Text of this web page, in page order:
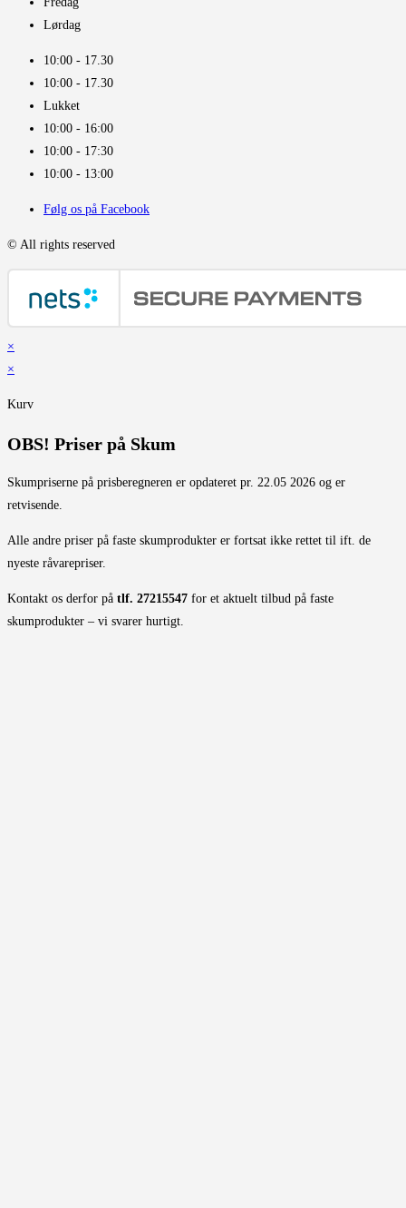
Lørdag
10:00 - 17.30​
10:00 - 17.30​
Lukket
10:00 - 16:00​
10:00 - 17:30
10:00 - 13:00
Følg os på Facebook
© All rights reserved
×
×
Kurv
OBS! Priser på Skum
Skumpriserne på prisberegneren er opdateret pr. 22.05 2026 og er
retvisende.
Alle andre priser på faste skumprodukter er fortsat ikke rettet til ift. de
nyeste råvarepriser.
Kontakt os derfor på tlf. 27215547 for et aktuelt tilbud på faste
skumprodukter – vi svarer hurtigt.